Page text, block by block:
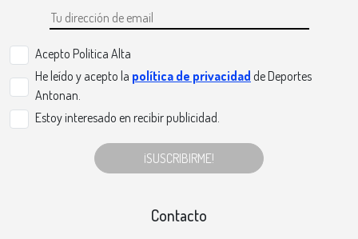
Acepto Politica Alta
He leído y acepto la política de privacidad de Deportes
Antonan.
Estoy interesado en recibir publicidad.
¡SUSCRIBIRME!
Contacto